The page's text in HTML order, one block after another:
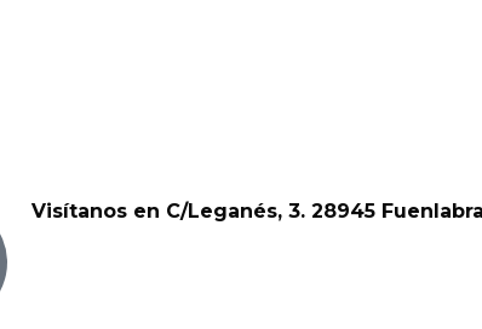
Visítanos en C/Leganés, 3. 28945